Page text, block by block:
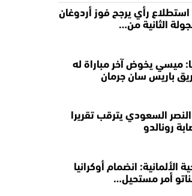
استطلاع رأي يرجح فوز أردوغان
الثانية من…
ميسي يخوض آخر مباراة له
باريس سان جرمان
السعودي يترقب تقريرا
رونالدو
الألمانية: انضمام أوكرانيا
أمر مستحيل…